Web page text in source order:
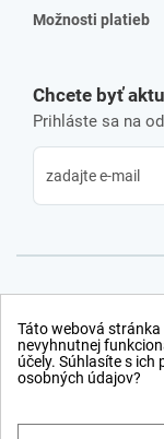
Možnosti platieb
Chcete byť
Prihláste sa na
Táto webová stránka
nevyhnutnej
účely. Súhlasíte s
osobných údajov?